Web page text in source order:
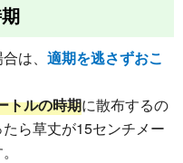
は、 適期を逃さずおこ
トルの時期に散布するの
ら草丈が15センチメー